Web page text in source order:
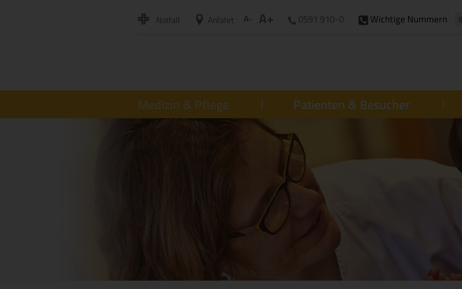
Notfall Anfahrt A- A+ 0591 910-0 Wichtige Nummern
Medizin & Pflege Patienten & Besucher